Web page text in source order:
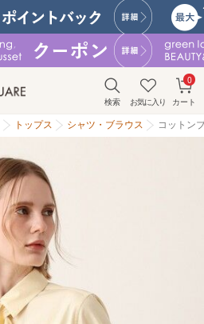
検索 お気に入り カート
0
トップス シャツ・ブラウス コットン